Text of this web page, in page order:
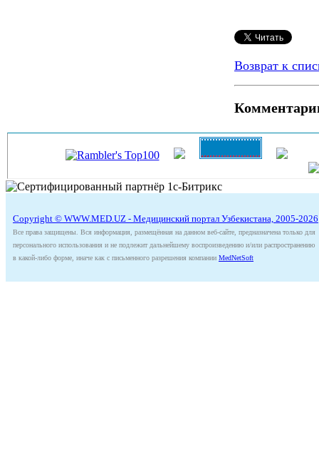
Возврат к
Copyright © WWW.MED.UZ - Медицинский портал Узбекистана, 2005-2026
Все права защищены. Вся информация, размещённая на данном веб-сайте, предназначена только для
персонального использования и не подлежит дальнейшему воспроизведению и/или распространению
в какой-либо форме, иначе как с письменного разрешения компании MedNetSoft